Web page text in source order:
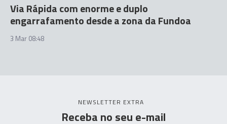
Via Rápida com enorme e duplo
engarrafamento desde a zona da Fundoa
3 Mar 08:48
NEWSLETTER EXTRA
Receba no seu e-mail